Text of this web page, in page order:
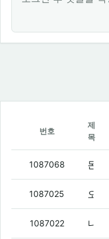
번호
제
목
1087068
1087025
1087022